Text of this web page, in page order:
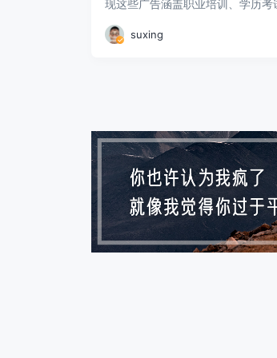
现这些广告涵盖职业培训、学历
suxing